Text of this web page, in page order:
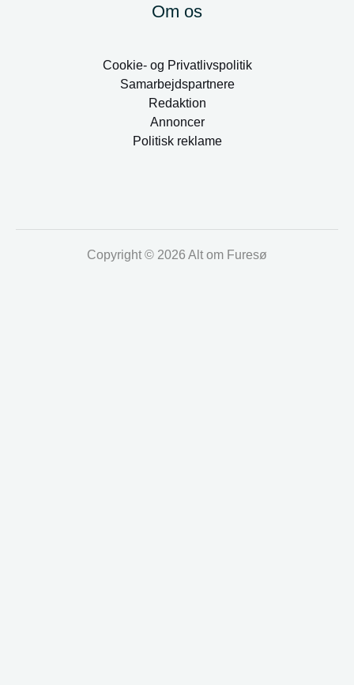
Om os
Cookie- og Privatlivspolitik
Samarbejdspartnere
Redaktion
Annoncer
Politisk reklame
Copyright © 2026 Alt om Furesø